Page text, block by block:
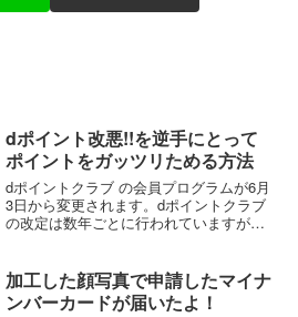
dポイント改悪!!を逆手にとって
ポイントをガッツリためる方法
dポイントクラブ の会員プログラムが6月
3日から変更されます。dポイントクラブ
の改定は数年ごとに行われていますが、
ポイント でも今までより多くためる方法
を紹介し...
加工した顔写真で申請したマイナ
ンバーカードが届いたよ！